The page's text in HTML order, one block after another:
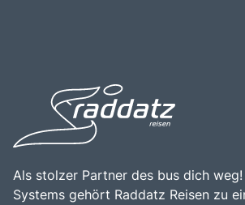
Als stolzer Partner des bus dich weg!
Systems gehört Raddatz Reisen zu